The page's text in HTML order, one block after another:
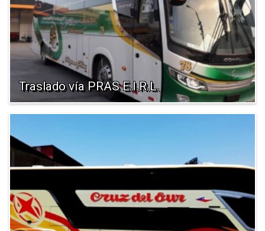
Traslado vía PRAS E.I.R.L.